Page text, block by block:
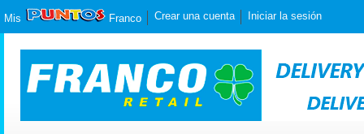
Mis Franco Crear una cuenta Iniciar la sesión